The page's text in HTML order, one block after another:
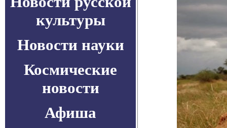
культуры
Новости науки
Космические
новости
Афиша